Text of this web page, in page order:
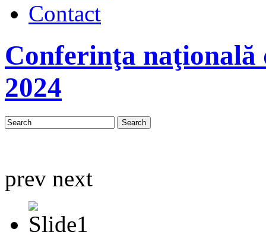
Contact
Conferinţa
2024
prev next